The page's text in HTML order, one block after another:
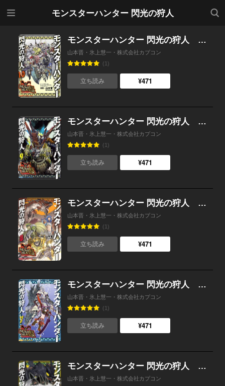
モンスターハンター 閃光の狩人
検索
モンスターハンター 閃光の狩人 （10）
山本晋・氷上慧一・株式会社カプコン
(1)
立ち読み ¥471
モンスターハンター 閃光の狩人 （9）
山本晋・氷上慧一・株式会社カプコン
(1)
立ち読み ¥471
モンスターハンター 閃光の狩人 （8）
山本晋・氷上慧一・株式会社カプコン
(1)
立ち読み ¥471
モンスターハンター 閃光の狩人 （7）
山本晋・氷上慧一・株式会社カプコン
(1)
立ち読み ¥471
モンスターハンター 閃光の狩人 （6）
山本晋・氷上慧一・株式会社カプコン